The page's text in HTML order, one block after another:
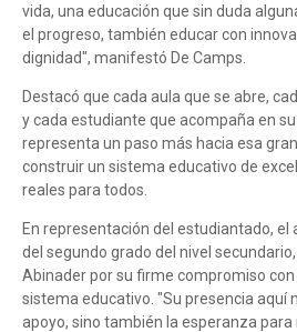
vida, una educación que sin duda
el progreso, también educar con
dignidad", manifestó De Camps.
Destacó que cada aula que se abre,
y cada estudiante que acompaña en
representa un paso más hacia esa
construir un sistema educativo de
reales para todos.
En representación del estudiantado, el
del segundo grado del nivel
Abinader por su firme compromiso
sistema educativo. "Su presencia aquí
apoyo, sino también la esperanza para